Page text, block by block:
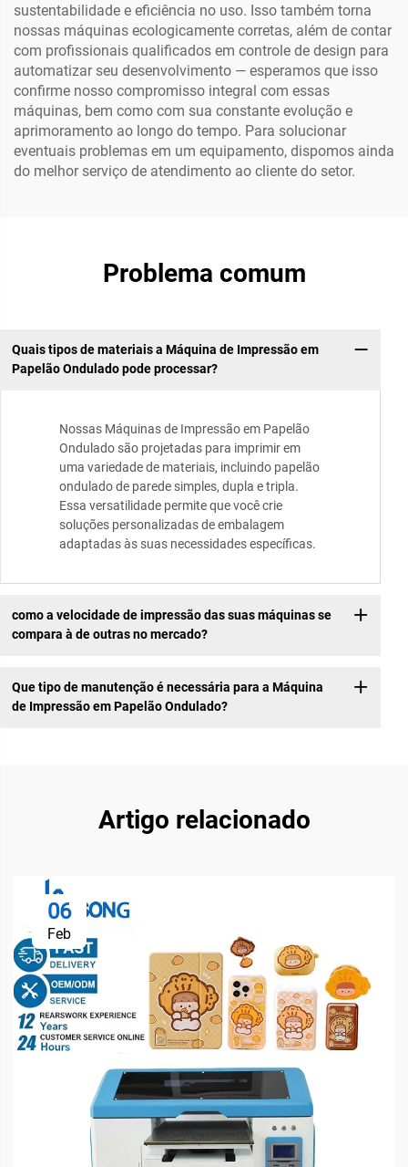
sustentabilidade e eficiência no uso. Isso também torna
nossas máquinas ecologicamente corretas, além de contar
com profissionais qualificados em controle de design para
automatizar seu desenvolvimento — esperamos que isso
confirme nosso compromisso integral com essas
máquinas, bem como com sua constante evolução e
aprimoramento ao longo do tempo. Para solucionar
eventuais problemas em um equipamento, dispomos ainda
do melhor serviço de atendimento ao cliente do setor.
Problema comum
Quais tipos de materiais a Máquina de Impressão em
Papelão Ondulado pode processar?
Nossas Máquinas de Impressão em Papelão
Ondulado são projetadas para imprimir em
uma variedade de materiais, incluindo papelão
ondulado de parede simples, dupla e tripla.
Essa versatilidade permite que você crie
soluções personalizadas de embalagem
adaptadas às suas necessidades específicas.
como a velocidade de impressão das suas máquinas se
compara à de outras no mercado?
Que tipo de manutenção é necessária para a Máquina
de Impressão em Papelão Ondulado?
Artigo relacionado
06
Feb